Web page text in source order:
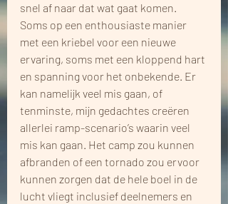
snel af naar dat wat gaat komen.
Soms op een enthousiaste manier
met een kriebel voor een nieuwe
ervaring, soms met een kloppend hart
en spanning voor het onbekende. Er
kan namelijk veel mis gaan, of
tenminste, mijn gedachtes creëren
allerlei ramp-scenario’s waarin veel
mis kan gaan. Het camp zou kunnen
afbranden of een tornado zou ervoor
kunnen zorgen dat de hele boel in de
lucht vliegt inclusief deelnemers en